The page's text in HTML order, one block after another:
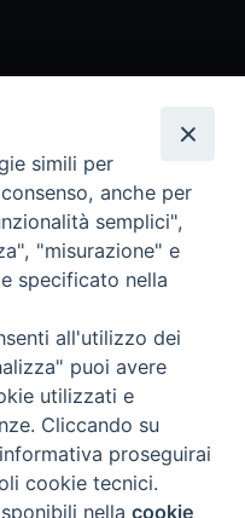
11 - tel. 0382.24736 -
- P.
Preferenze Cookie
simili per
anche per
semplici",
"misurazione" e
specificato nella
all'utilizzo dei
puoi avere
utilizzati e
Cliccando su
proseguirai
cookie tecnici.
nellacookie